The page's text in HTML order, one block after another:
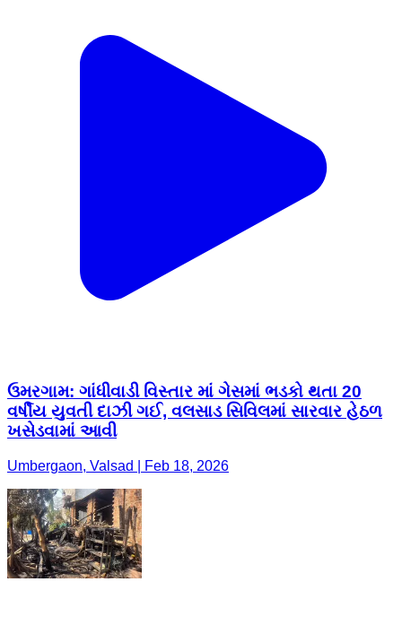
ઉમરગામ: ગાંધીવાડી વિસ્તાર માં ગેસમાં ભડકો થતા 20
વર્ષીય યુવતી દાઝી ગઈ, વલસાડ સિવિલમાં સારવાર હેઠળ
ખસેડવામાં આવી
Umbergaon, Valsad | Feb 18, 2026